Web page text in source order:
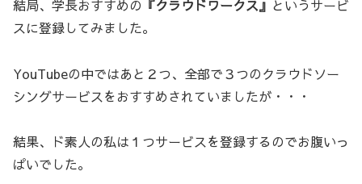
結局、学長おすすめの 『クラウドワークス』 というサービ
スに登録してみました。
YouTubeの中ではあと２つ、全部で３つのクラウドソー
シングサービスをおすすめされていましたが・・・
結果、ド素人の私は１つサービスを登録するのでお腹いっ
ぱいでした。